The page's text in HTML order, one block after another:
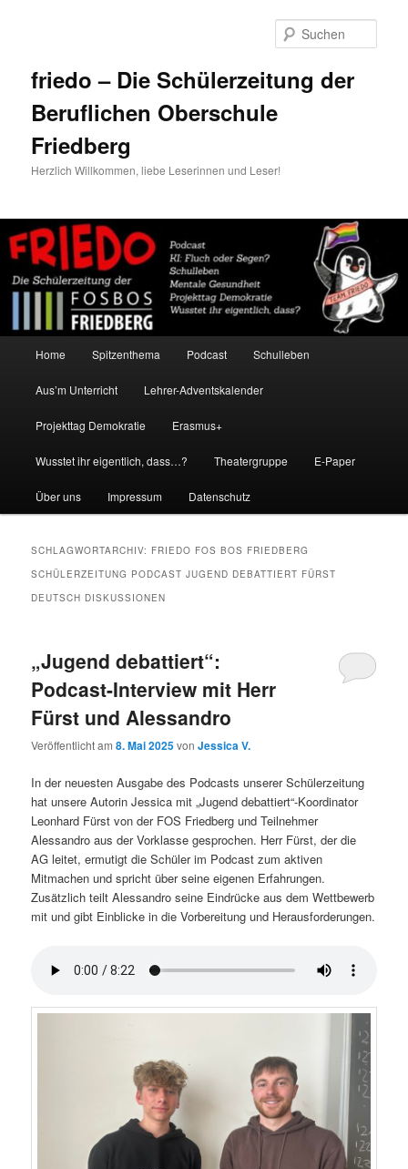
friedo – Die Schülerzeitung der
Beruflichen Oberschule
Friedberg
Herzlich Willkommen, liebe Leserinnen und Leser!
Home Spitzenthema Podcast Schulleben
Aus’m Unterricht Lehrer-Adventskalender
Projekttag Demokratie Erasmus+
Wusstet ihr eigentlich, dass…? Theatergruppe E-Paper
Über uns Impressum Datenschutz
SCHLAGWORTARCHIV: FRIEDO FOS BOS FRIEDBERG
SCHÜLERZEITUNG PODCAST JUGEND DEBATTIERT FÜRST
DEUTSCH DISKUSSIONEN
„Jugend debattiert“:
Podcast-Interview mit Herr
Fürst und Alessandro
Veröffentlicht am8. Mai 2025vonJessica V.
In der neuesten Ausgabe des Podcasts unserer Schülerzeitung
hat unsere Autorin Jessica mit „Jugend debattiert“-Koordinator
Leonhard Fürst von der FOS Friedberg und Teilnehmer
Alessandro aus der Vorklasse gesprochen. Herr Fürst, der die
AG leitet, ermutigt die Schüler im Podcast zum aktiven
Mitmachen und spricht über seine eigenen Erfahrungen.
Zusätzlich teilt Alessandro seine Eindrücke aus dem Wettbewerb
mit und gibt Einblicke in die Vorbereitung und Herausforderungen.